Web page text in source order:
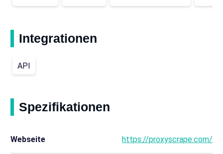
Integrationen
API
Spezifikationen
Webseite https://proxyscrape.com/